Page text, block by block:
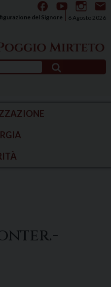
6 Agosto 2026
del Signore